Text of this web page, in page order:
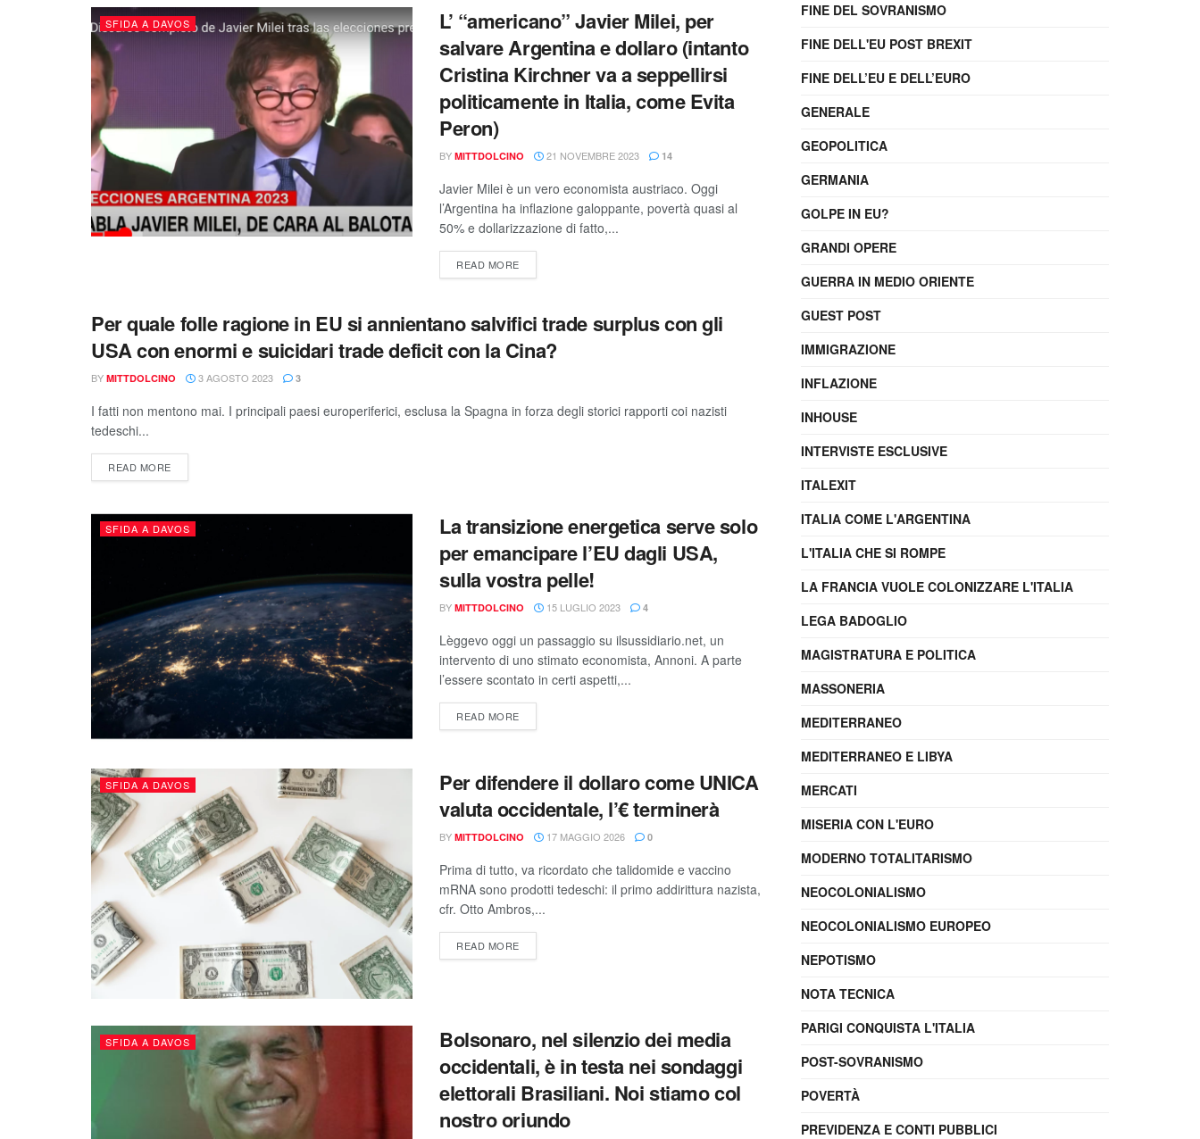
SFIDA A DAVOS
L’ “americano” Javier Milei, per
salvare Argentina e dollaro (intanto
Cristina Kirchner va a seppellirsi
politicamente in Italia, come Evita
Peron)
BY MITTDOLCINO 21 NOVEMBRE 2023 14
Javier Milei è un vero economista austriaco. Oggi
l’Argentina ha inflazione galoppante, povertà quasi al
50% e dollarizzazione di fatto,...
READ MORE
SFIDA A DAVOS
Per quale folle ragione in EU si annientano salvifici trade surplus con gli
USA con enormi e suicidari trade deficit con la Cina?
BY MITTDOLCINO 3 AGOSTO 2023 3
I fatti non mentono mai. I principali paesi europeriferici, esclusa la Spagna in forza degli storici rapporti coi nazisti
tedeschi...
READ MORE
SFIDA A DAVOS
La transizione energetica serve solo
per emancipare l’EU dagli USA,
sulla vostra pelle!
BY MITTDOLCINO 15 LUGLIO 2023 4
Lèggevo oggi un passaggio su ilsussidiario.net, un
intervento di uno stimato economista, Annoni. A parte
l’essere scontato in certi aspetti,...
READ MORE
SFIDA A DAVOS
Per difendere il dollaro come UNICA
valuta occidentale, l’€ terminerà
BY MITTDOLCINO 17 MAGGIO 2026 0
Prima di tutto, va ricordato che talidomide e vaccino
mRNA sono prodotti tedeschi: il primo addirittura nazista,
cfr. Otto Ambros,...
READ MORE
SFIDA A DAVOS
Bolsonaro, nel silenzio dei media
occidentali, è in testa nei sondaggi
elettorali Brasiliani. Noi stiamo col
nostro oriundo
FINE DEL SOVRANISMO
FINE DELL'EU POST BREXIT
FINE DELL’EU E DELL’EURO
GENERALE
GEOPOLITICA
GERMANIA
GOLPE IN EU?
GRANDI OPERE
GUERRA IN MEDIO ORIENTE
GUEST POST
IMMIGRAZIONE
INFLAZIONE
INHOUSE
INTERVISTE ESCLUSIVE
ITALEXIT
ITALIA COME L'ARGENTINA
L'ITALIA CHE SI ROMPE
LA FRANCIA VUOLE COLONIZZARE L'ITALIA
LEGA BADOGLIO
MAGISTRATURA E POLITICA
MASSONERIA
MEDITERRANEO
MEDITERRANEO E LIBYA
MERCATI
MISERIA CON L'EURO
MODERNO TOTALITARISMO
NEOCOLONIALISMO
NEOCOLONIALISMO EUROPEO
NEPOTISMO
NOTA TECNICA
PARIGI CONQUISTA L'ITALIA
POST-SOVRANISMO
POVERTÀ
PREVIDENZA E CONTI PUBBLICI